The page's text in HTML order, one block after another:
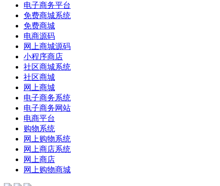
电子商务平台
免费商城系统
免费商城
电商源码
网上商城源码
小程序商店
社区商城系统
社区商城
网上商城
电子商务系统
电子商务网站
电商平台
购物系统
网上购物系统
网上商店系统
网上商店
网上购物商城